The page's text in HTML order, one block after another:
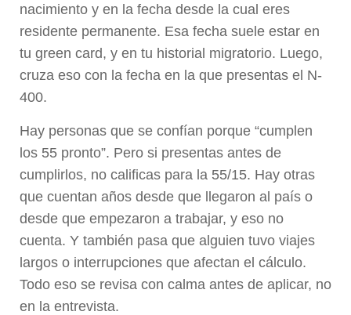
nacimiento y en la fecha desde la cual eres
residente permanente. Esa fecha suele estar en
tu green card, y en tu historial migratorio. Luego,
cruza eso con la fecha en la que presentas el N-
400.
Hay personas que se confían porque “cumplen
los 55 pronto”. Pero si presentas antes de
cumplirlos, no calificas para la 55/15. Hay otras
que cuentan años desde que llegaron al país o
desde que empezaron a trabajar, y eso no
cuenta. Y también pasa que alguien tuvo viajes
largos o interrupciones que afectan el cálculo.
Todo eso se revisa con calma antes de aplicar, no
en la entrevista.